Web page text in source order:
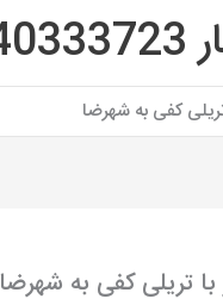
کفی به شهرضا
تریلی کفی به شهرضا